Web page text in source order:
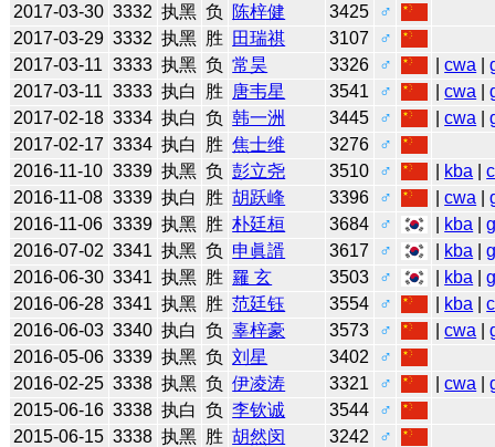
2017-03-30 3332 执黑 负 陈梓健 3425
♂
2017-03-29 3332 执黑 胜 田瑞祺 3107
♂
2017-03-11 3333 执黑 负 常昊 3326 ♂ |cwa |
2017-03-11 3333 执白 胜 唐韦星 3541 ♂ |cwa |
2017-02-18 3334 执白 负 韩一洲 3445 ♂ |cwa |
2017-02-17 3334 执白 胜 焦士维 3276
♂
2016-11-10 3339 执黑 负 彭立尧 3510 ♂ kba |
2016-11-08 3339 执白 胜 胡跃峰 3396 ♂ |cwa |
2016-11-06 3339 执黑 胜 朴廷桓 3684 ♂ kba |
2016-07-02 3341 执黑 负 申眞諝 3617 ♂ kba |
2016-06-30 3341 执黑 胜 羅 玄 3503 ♂ kba |
2016-06-28 3341 执黑 胜 范廷钰 3554 ♂ kba |
2016-06-03 3340 执白 负 辜梓豪 3573 ♂ |cwa |
2016-05-06 3339 执黑 负 刘星 3402
♂
2016-02-25 3338 执黑 负 伊凌涛 3321 ♂ |cwa |
2015-06-16 3338 执白 负 李钦诚 3544
♂
2015-06-15 3338 执黑 胜 胡然闵 3242
♂